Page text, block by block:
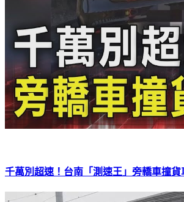
千萬別超速！台南「測速王」旁轎車撞